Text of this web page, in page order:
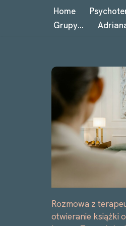
Home
Grupy…
Rozmowa z
otwieranie książki